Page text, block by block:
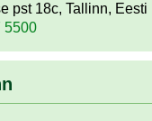
pst 18c, Tallinn, Eesti